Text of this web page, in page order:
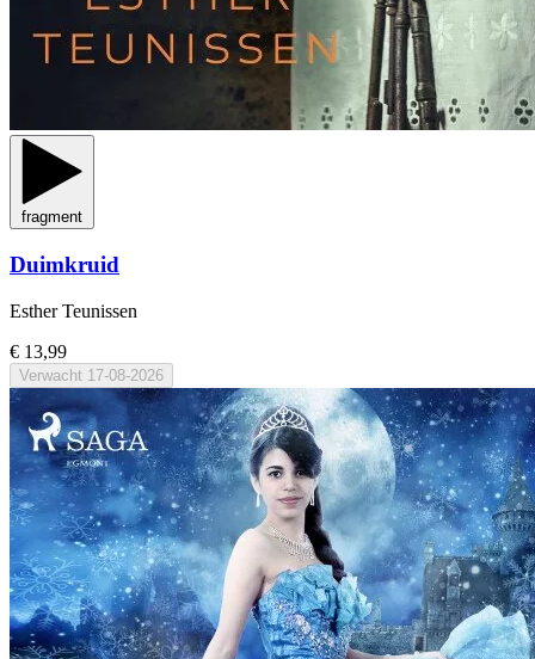
fragment
Duimkruid
Esther Teunissen
€ 13,99
Verwacht 17-08-2026